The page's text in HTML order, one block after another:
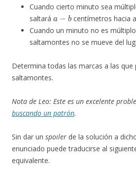
Cuando cierto minuto sea
saltará
a−b
centímetros hacia
Cuando un minuto no es
saltamontes no se mueve del
Determina todas las marcas a las que
saltamontes.
Nota de Leo: Este es un excelente
buscando un patrón.
Sin dar un spoiler de la solución a
enunciado puede traducirse al
equivalente.